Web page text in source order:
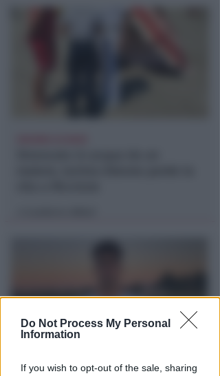
Do Not Process My Personal
Information
If you wish to opt-out of the sale, sharing
I GENITORI ORIGINARI DI RIMINI